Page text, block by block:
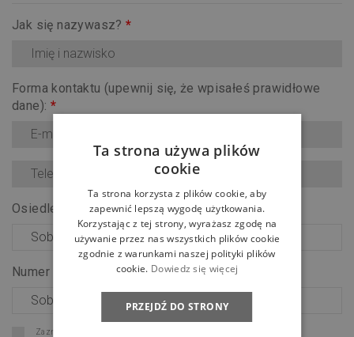
Jak się nazywasz?*
Forma kontaktu (upewnij się, że wpisałeś prawidłowe
dane): *
Osiedle:
Numer lokalu:
Zaznacz wszystkie zgody
Ta strona używa plików
cookie
Ta strona korzysta z plików cookie, aby
zapewnić lepszą wygodę użytkowania.
Korzystając z tej strony, wyrażasz zgodę na
używanie przez nas wszystkich plików cookie
zgodnie z warunkami naszej polityki plików
cookie. Dowiedz się więcej
PRZEJDŹ DO STRONY